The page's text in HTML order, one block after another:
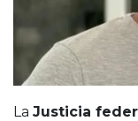
La Justicia